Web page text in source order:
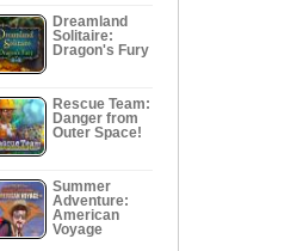
Dreamland
Solitaire:
Dragon's Fury
Rescue Team:
Danger from
Outer Space!
Summer
Adventure:
American
Voyage